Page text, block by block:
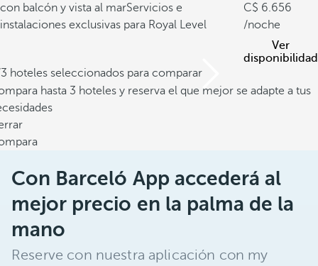
con balcón y vista al marServicios e
instalaciones exclusivas para Royal Level
6.656
/noche
Ver
disponibilidad
hoteles seleccionados para comparar
hasta 3 hoteles y reserva el que mejor se adapte a tus
Con Barceló App accederá al
mejor precio en la palma de la
mano
Reserve con nuestra aplicación con my